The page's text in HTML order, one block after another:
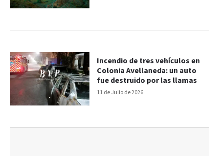
11 de Julio de 2026
Incendio de tres vehículos en
Colonia Avellaneda: un auto
fue destruido por las llamas